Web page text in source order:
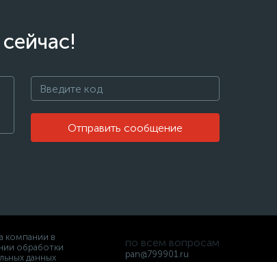
Отправить сообщение
компании в
обработки
данных
по всем вопросам
pan@799901.ru